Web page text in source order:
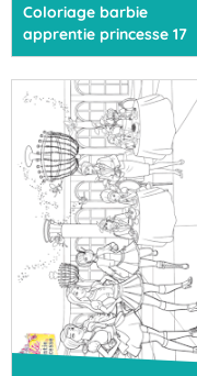
Coloriage barbie
apprentie princesse 17